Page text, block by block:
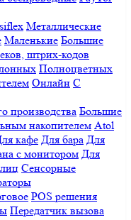
Металлические
Маленькие Большие
штрих-кодов
Полноцветных
Онлайн С
производства Большие
накопителем Atol
кафе Для бара Для
с монитором Для
Сенсорные
POS решения
Передатчик вызова